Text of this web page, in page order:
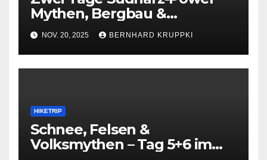
Mythen, Bergbau &
Höhenmeter auf dem Weg
zum 6. Wanderkaiser
NOV. 20, 2025 BERNHARD KRUPPKI
HIKETRIP
Schnee, Felsen &
Volksmythen – Tag 5+6 im